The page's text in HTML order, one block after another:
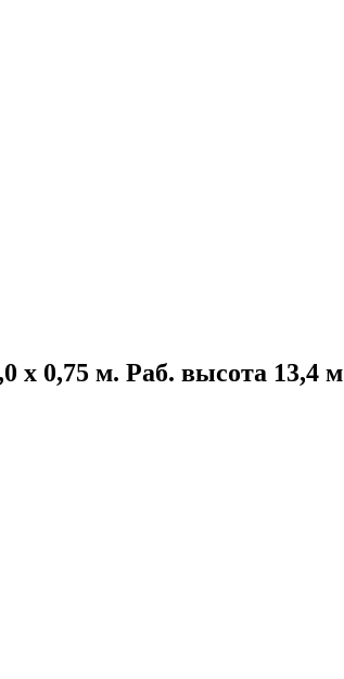
х 0,75 м. Раб. высота 13,4 м